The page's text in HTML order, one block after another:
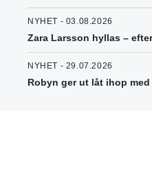
NYHET - 03.08.2026
Zara Larsson hyllas –
NYHET - 29.07.2026
Robyn ger ut låt ihop